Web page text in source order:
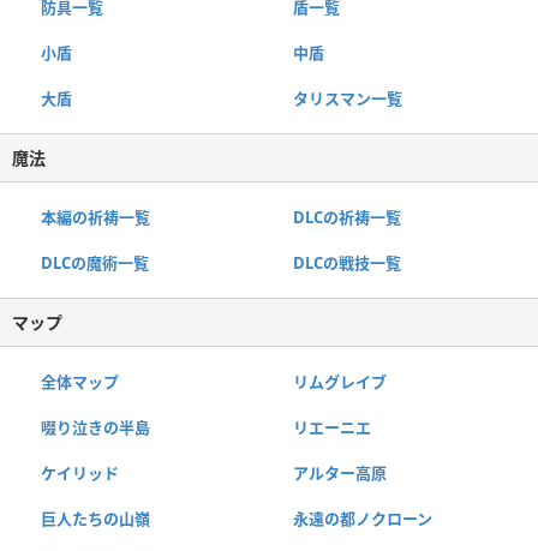
防具一覧 盾一覧
小盾 中盾
大盾 タリスマン一覧
魔法
本編の祈祷一覧 DLCの祈祷一覧
DLCの魔術一覧 DLCの戦技一覧
マップ
全体マップ リムグレイブ
啜り泣きの半島 リエーニエ
ケイリッド アルター高原
巨人たちの山嶺 永遠の都ノクローン